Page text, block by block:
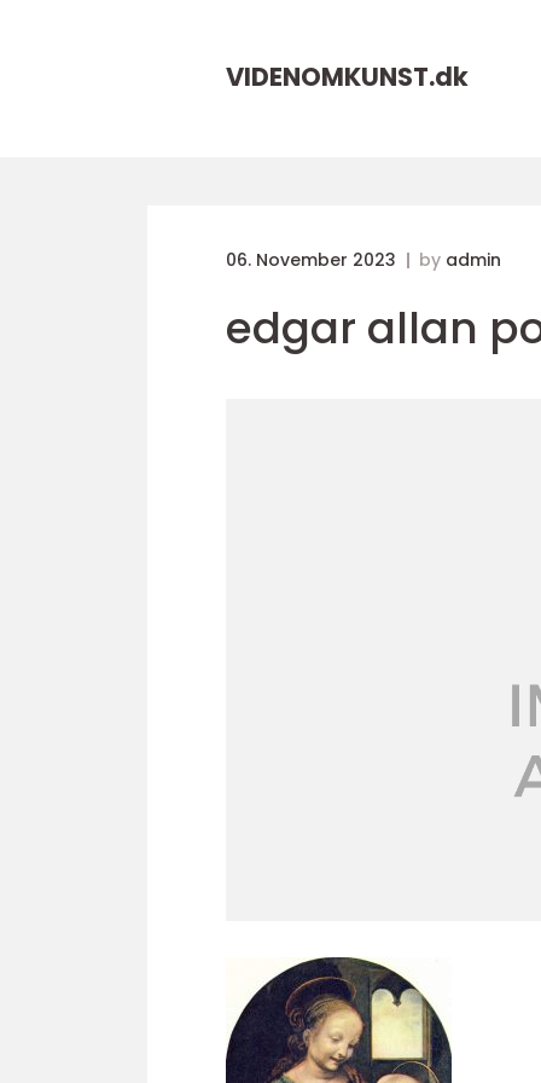
VIDENOMKUNST.dk
06. November 2023 by admin
edgar allan